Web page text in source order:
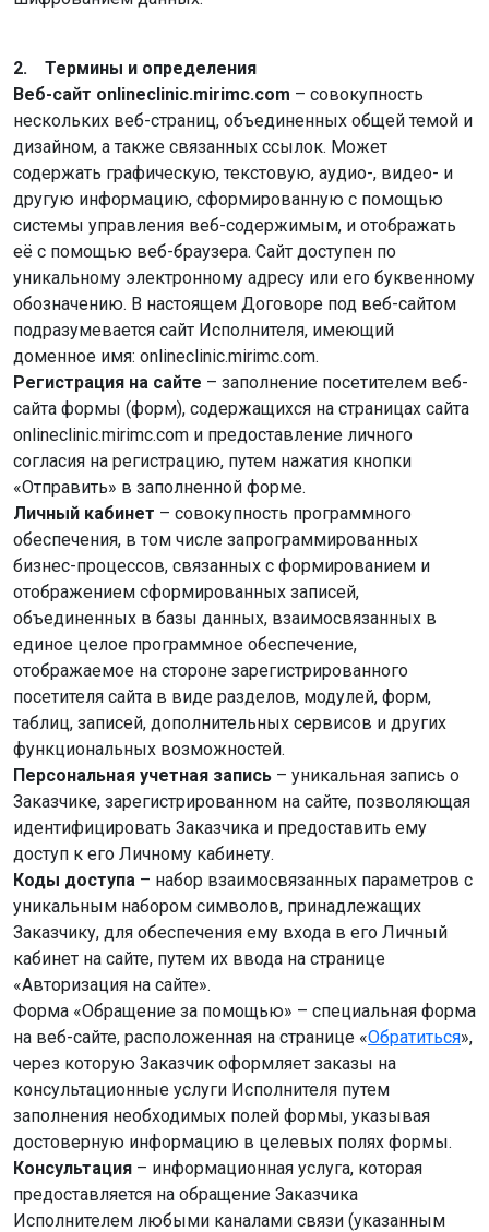
2. Термины и определения
Веб-сайт onlineclinic.mirimc.com – совокупность
нескольких веб-страниц, объединенных общей темой и
дизайном, а также связанных ссылок. Может
содержать графическую, текстовую, аудио-, видео- и
другую информацию, сформированную с помощью
системы управления веб-содержимым, и отображать
её с помощью веб-браузера. Сайт доступен по
уникальному электронному адресу или его буквенному
обозначению. В настоящем Договоре под веб-сайтом
подразумевается сайт Исполнителя, имеющий
доменное имя: onlineclinic.mirimc.com.
Регистрация на сайте – заполнение посетителем веб-
сайта формы (форм), содержащихся на страницах сайта
onlineclinic.mirimc.com и предоставление личного
согласия на регистрацию, путем нажатия кнопки
«Отправить» в заполненной форме.
Личный кабинет – совокупность программного
обеспечения, в том числе запрограммированных
бизнес-процессов, связанных с формированием и
отображением сформированных записей,
объединенных в базы данных, взаимосвязанных в
единое целое программное обеспечение,
отображаемое на стороне зарегистрированного
посетителя сайта в виде разделов, модулей, форм,
таблиц, записей, дополнительных сервисов и других
функциональных возможностей.
Персональная учетная запись – уникальная запись о
Заказчике, зарегистрированном на сайте, позволяющая
идентифицировать Заказчика и предоставить ему
доступ к его Личному кабинету.
Коды доступа – набор взаимосвязанных параметров с
уникальным набором символов, принадлежащих
Заказчику, для обеспечения ему входа в его Личный
кабинет на сайте, путем их ввода на странице
«Авторизация на сайте».
Форма «Обращение за помощью» – специальная форма
на веб-сайте, расположенная на странице «Обратиться»,
через которую Заказчик оформляет заказы на
консультационные услуги Исполнителя путем
заполнения необходимых полей формы, указывая
достоверную информацию в целевых полях формы.
Консультация – информационная услуга, которая
предоставляется на обращение Заказчика
Исполнителем любыми каналами связи (указанным